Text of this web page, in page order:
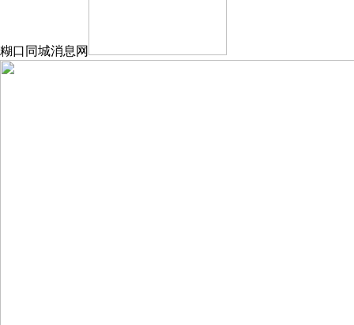
糊口同城消息网